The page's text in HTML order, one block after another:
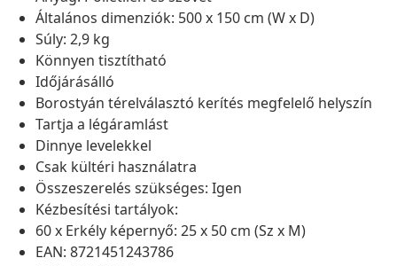
Általános dimenziók: 500 x 150 cm (W x D)
Súly: 2,9 kg
Könnyen tisztítható
Időjárásálló
Borostyán térelválasztó kerítés megfelelő helyszín
Tartja a légáramlást
Dinnye levelekkel
Csak kültéri használatra
Összeszerelés szükséges: Igen
Kézbesítési tartályok:
60 x Erkély képernyő: 25 x 50 cm (Sz x M)
EAN: 8721451243786